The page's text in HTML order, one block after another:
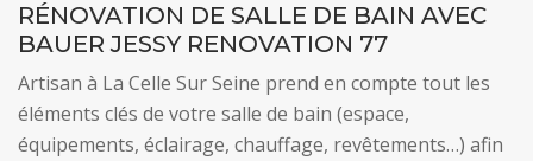
RÉNOVATION DE SALLE DE BAIN AVEC
BAUER JESSY RENOVATION 77
Artisan à La Celle Sur Seine prend en compte tout les
éléments clés de votre salle de bain (espace,
équipements, éclairage, chauffage, revêtements…) afin